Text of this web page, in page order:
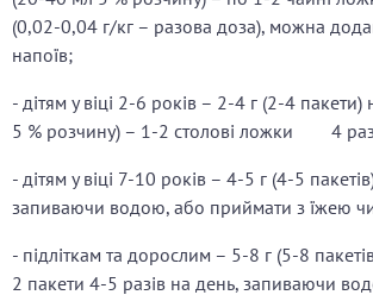
(0,02-0,04 г/кг – разова доза), можна
напоїв;
- дітям у віці 2-6 років – 2-4 г (2-4
5 % розчину) – 1-2 столові ложки 4
- дітям у віці 7-10 років – 4-5 г (4-5
запиваючи водою, або приймати з їжею
- підліткам та дорослим – 5-8 г (5-8
2 пакети 4-5 разів на день, запиваючи